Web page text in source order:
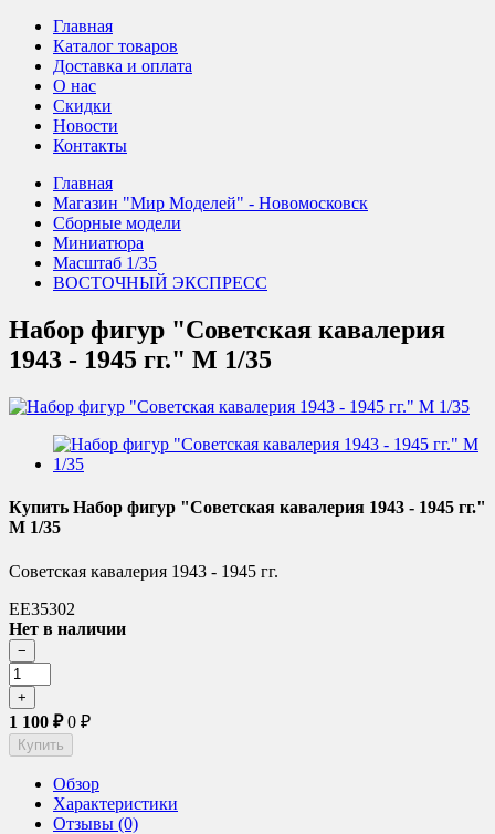
Главная
Каталог товаров
Доставка и оплата
О нас
Скидки
Новости
Контакты
Главная
Магазин "Мир Моделей" - Новомосковск
Сборные модели
Миниатюра
Масштаб 1/35
ВОСТОЧНЫЙ ЭКСПРЕСС
Набор фигур "Советская кавалерия
1943 - 1945 гг." М 1/35
Купить Набор фигур "Советская кавалерия 1943 - 1945 гг."
М 1/35
Советская кавалерия 1943 - 1945 гг.
ЕЕ35302
Нет в наличии
1 100 ₽0 ₽
Обзор
Характеристики
Отзывы (0)